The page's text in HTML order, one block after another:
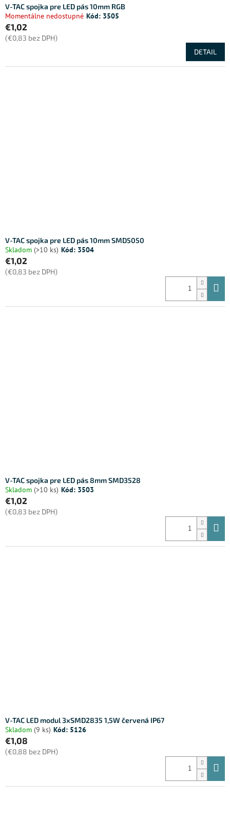
V-TAC spojka pre LED pás 10mm RGB
Momentálne nedostupné Kód: 3505
€1,02
(€0,83 bez DPH)
DETAIL
V-TAC spojka pre LED pás 10mm SMD5050
Skladom (>10 ks) Kód: 3504
€1,02
(€0,83 bez DPH)
V-TAC spojka pre LED pás 8mm SMD3528
Skladom (>10 ks) Kód: 3503
€1,02
(€0,83 bez DPH)
V-TAC LED modul 3xSMD2835 1,5W červená IP67
Skladom (9 ks) Kód: 5126
€1,08
(€0,88 bez DPH)